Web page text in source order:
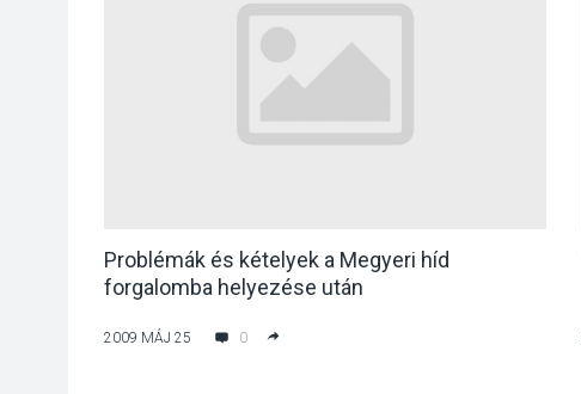
Problémák és kételyek a Megyeri híd
forgalomba helyezése után
2009 MÁJ 25 0